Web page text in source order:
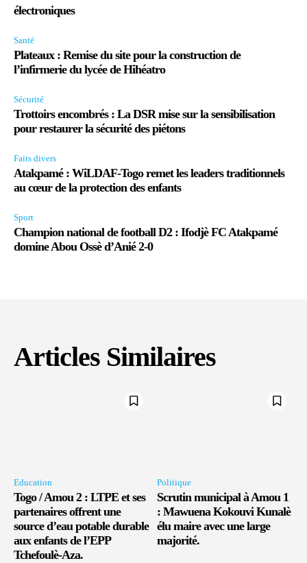
électroniques
Santé
Plateaux : Remise du site pour la construction de
l’infirmerie du lycée de Hihéatro
Sécurité
Trottoirs encombrés : La DSR mise sur la sensibilisation
pour restaurer la sécurité des piétons
Faits divers
Atakpamé : WiLDAF-Togo remet les leaders traditionnels
au cœur de la protection des enfants
Sport
Champion national de football D2 : Ifodjè FC Atakpamé
domine Abou Ossè d’Anié 2-0
Articles Similaires
Education
Togo / Amou 2 : LTPE et ses
partenaires offrent une
source d’eau potable durable
aux enfants de l’EPP
Tchefoulè-Aza.
Politique
Scrutin municipal à Amou 1
: Mawuena Kokouvi Kunalè
élu maire avec une large
majorité.